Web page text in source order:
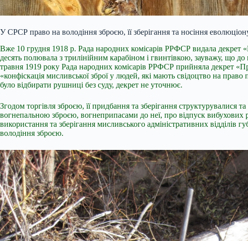
У СРСР право на володіння зброєю, її зберігання та носіння
Вже 10 грудня 1918 р. Рада народних комісарів РРФСР видала декрет
десять полювала з трилінійним карабіном і гвинтівкою, зауважу, що
травня 1919 року Рада народних комісарів РРФСР прийняла декрет
«конфіскація мисливської зброї у людей, які мають свідоцтво на
було відбирати рушниці без суду, декрет не уточнює.
Згодом торгівля зброєю, її придбання та зберігання
вогнепальною зброєю, вогнеприпасами до неї, про відпуск вибухових
використання та зберігання мисливського адміністративних
володіння зброєю.